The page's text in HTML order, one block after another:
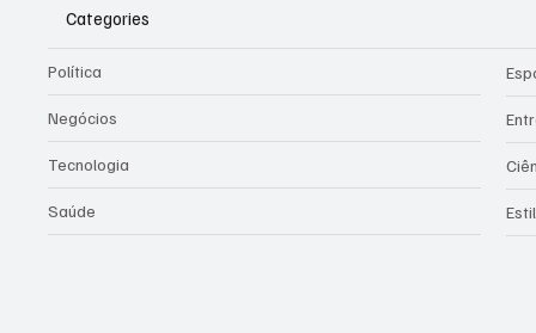
Categories
Política
Negócios
Tecnologia
Saúde